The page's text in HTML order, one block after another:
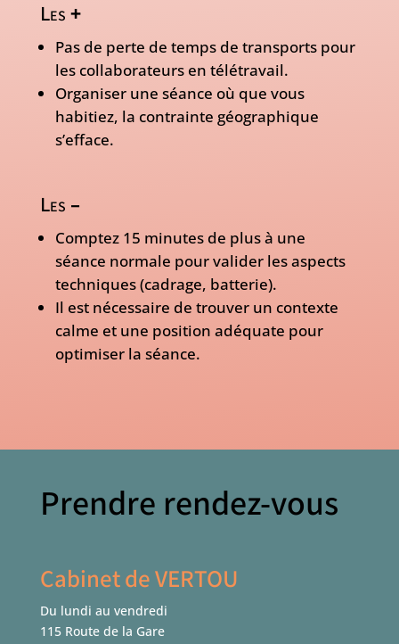
Les +
Pas de perte de temps de transports pour
les collaborateurs en télétravail.
Organiser une séance où que vous
habitiez, la contrainte géographique
s’efface.
Les –
Comptez 15 minutes de plus à une
séance normale pour valider les aspects
techniques (cadrage, batterie).
Il est nécessaire de trouver un contexte
calme et une position adéquate pour
optimiser la séance.
Prendre rendez-vous
Cabinet de VERTOU
Du lundi au vendredi
115 Route de la Gare